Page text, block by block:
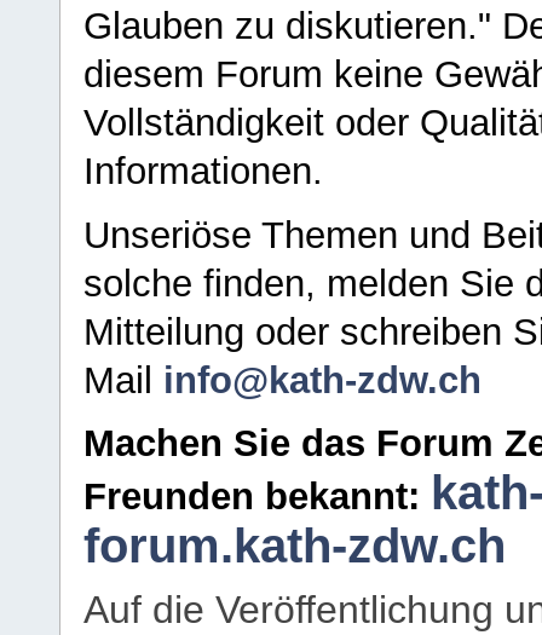
Glauben zu diskutieren."
diesem Forum keine
Vollständigkeit oder
Informationen.
Unseriöse Themen und
solche finden, melden Sie
Mitteilung oder schreiben
Mail info@kath-zdw.ch
Machen Sie das Forum
Freunden bekannt:
forum.kath-zdw.ch
Auf die Veröffentlichung